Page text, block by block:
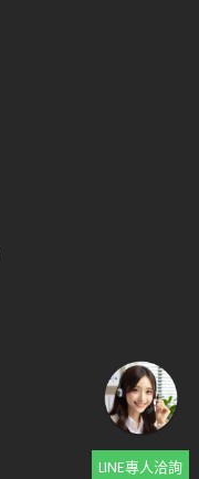
LINE專人洽詢